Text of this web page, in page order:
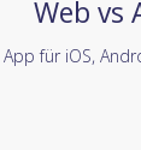
Web vs
für iOS,